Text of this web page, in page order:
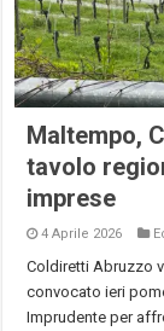
Maltempo,
tavolo
imprese
4 Aprile 2026
Coldiretti Abruzzo
convocato ieri
Imprudente per